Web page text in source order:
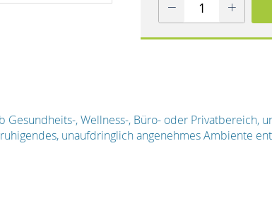
Gesundheits-, Wellness-, Büro- oder Privatbereich,
unaufdringlich angenehmes Ambiente